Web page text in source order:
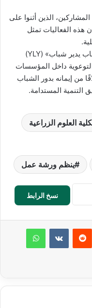
الذين أثنوا على
هذه الفعاليات تمثل
ويؤكد اتحاد وزارة الشباب والرياضة «شباب يدير شباب» (YLY)
داخل المؤسسات
من إيمانه بدور الشباب
المستدامة.
العلوم الزراعية
ينظم ورشة عمل
نسخ الرابط
بينتيريست